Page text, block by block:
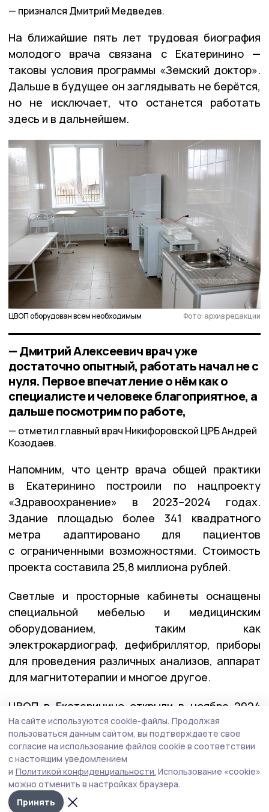
признался Дмитрий Медведев.
На ближайшие пять лет трудовая биография
молодого врача связана с Екатеринино —
таковы условия программы «Земский доктор».
Дальше в будущее он заглядывать не берётся,
но не исключает, что останется работать
здесь и в дальнейшем.
ЦВОП оборудован всем необходимым Фото: архив редакции
— Дмитрий Алексеевич врач уже
достаточно опытный, работать начал не с
нуля. Первое впечатление о нём как о
специалисте и человеке благоприятное, а
дальше посмотрим по работе,
отметил главный врач Никифоровской ЦРБ Андрей
Козодаев.
Напомним, что центр врача общей практики
в Екатеринино построили по нацпроекту
«Здравоохранение» в 2023–2024 годах.
Здание площадью более 341 квадратного
метра адаптировано для пациентов
с ограниченными возможностями. Стоимость
проекта составила 25,8 миллиона рублей.
Светлые и просторные кабинеты оснащены
специальной мебелью и медицинским
оборудованием, таким как
электрокардиограф, дефибриллятор, приборы
для проведения различных анализов, аппарат
для магнитотерапии и многое другое.
ЦВОП в Екатеринино открыли в ноябре 2024
года. Первых пациентов приняла опытный врач
Светлана Попова. Однако после того как она
сменила место работы, лечить жителей села
стало некому, им с каждой проблемой
приходилось обращаться в ЦРБ. Теперь
у екатерининцев снова есть свой доктор.
На сайте используются cookie-файлы. Продолжая
пользоваться данным сайтом, вы подтверждаете свое
согласие на использование файлов cookie в соответствии
с настоящим уведомлением
и Политикой конфиденциальности. Использование «cookie»
можно отменить в настройках браузера.
Принять